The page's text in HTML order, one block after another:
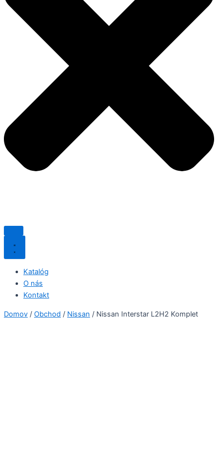
Katalóg
O nás
Kontakt
Domov / Obchod / Nissan / Nissan Interstar L2H2 Komplet